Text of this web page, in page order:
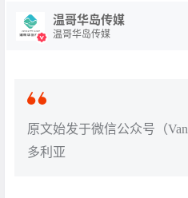
温哥华岛传媒
温哥华岛传媒
原文始发于微信公众号（
多利亚